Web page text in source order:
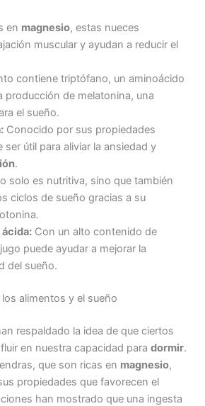
en magnesio, estas nueces
muscular y ayudan a reducir el
contiene triptófano, un aminoácido
producción de melatonina, una
el sueño.
Conocido por sus propiedades
ser útil para aliviar la ansiedad y
.
solo es nutritiva, sino que también
ciclos de sueño gracias a su
Con un alto contenido de
puede ayudar a mejorar la
del sueño.
alimentos y el sueño
respaldado la idea de que ciertos
en nuestra capacidad paradormir.
que son ricas en magnesio,
propiedades que favorecen el
han mostrado que una ingesta